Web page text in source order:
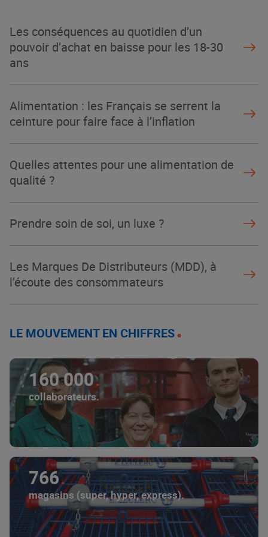
Les conséquences au quotidien d’un
pouvoir d’achat en baisse pour les 18-30
ans
Alimentation : les Français se serrent la
ceinture pour faire face à l’inflation
Quelles attentes pour une alimentation de
qualité ?
Prendre soin de soi, un luxe ?
Les Marques De Distributeurs (MDD), à
l’écoute des consommateurs
LE MOUVEMENT EN CHIFFRES
160 000
collaborateurs.
766
magasins (super, hyper, express).